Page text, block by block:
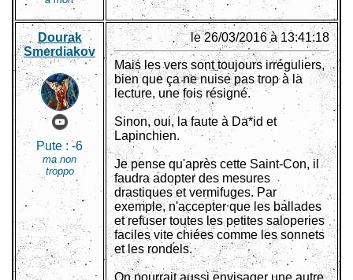
Dourak
Smerdiakov
Pute : -6
ma non
troppo
le 26/03/2016 à 13:41:18
Mais les vers sont toujours irréguliers,
bien que ça ne nuise pas trop à la
lecture, une fois résigné.
Sinon, oui, la faute à Da*id et
Lapinchien.
Je pense qu'après cette Saint-Con, il
faudra adopter des mesures
drastiques et vermifuges. Par
exemple, n'accepter que les ballades
et refuser toutes les petites saloperies
faciles vite chiées comme les sonnets
et les rondels.